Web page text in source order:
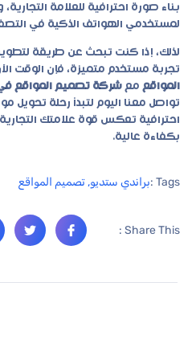
بناء صورة احترافية للعلامة
لمستخدمي الهواتف الذكية في
لذلك، إذا كنت تبحث عن طريقة
تجربة مستخدم متميزة، فإن الوقت
المواقع مع شركة تصميم المواقع
تواصل معنا اليوم لتبدأ رحلة تحويل
احترافية تعكس قوة علامتك
بكفاءة عالية.
Tags : براندي ستديو, تصميم المواقع
Share This :